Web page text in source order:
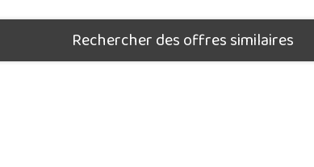
Rechercher des offres similaires